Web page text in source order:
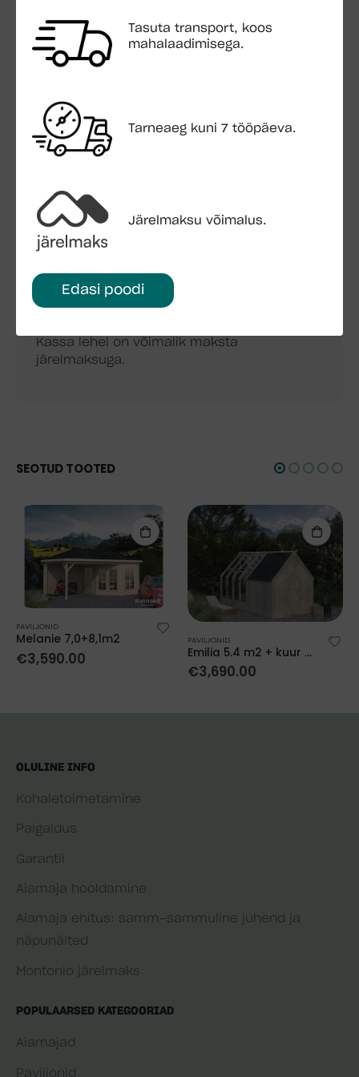
Tasuta transport, koos
mahalaadimisega.
Tarneaeg kuni 7 tööpäeva.
Järelmaksu võimalus.
Edasi poodi
Katuse üleulatus: 43 cm
Katuse pindala: 16,7 m2
LISA OSTUKORVI
Kassa lehel on võimalik maksta
järelmaksuga.
SEOTUD TOOTED
PAVILJONID
Melanie 7,0+8,1m2
€3,590.00
PAVILJONID
Emilia 5.4 m2 + kuur 4.0 m2
€3,690.00
OLULINE INFO
Kohaletoimetamine
Paigaldus
Garantii
Aiamaja hooldamine
Aiamaja ehitus: samm-sammuline juhend ja
näpunäited
Montonio järelmaks
POPULAARSED KATEGOORIAD
Aiamajad
Paviljonid